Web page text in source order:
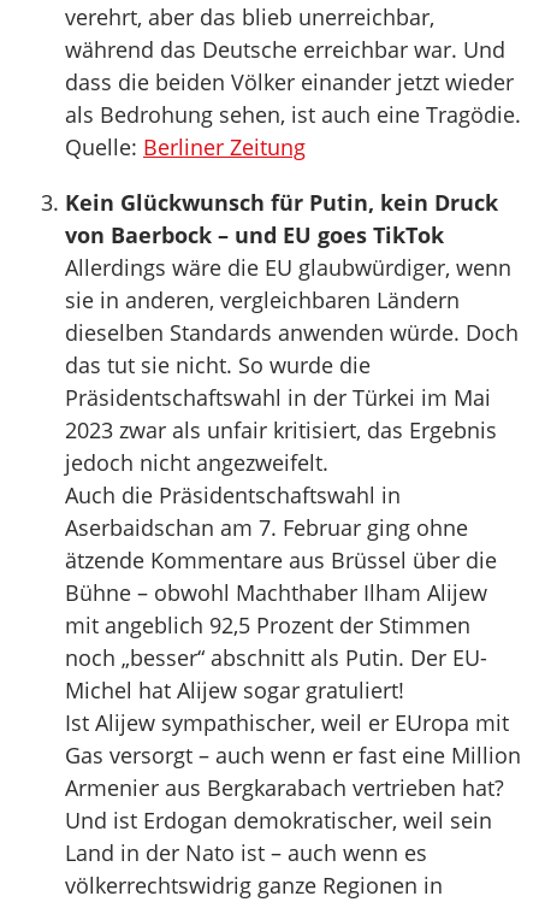
verehrt, aber das blieb unerreichbar,
während das Deutsche erreichbar war. Und
dass die beiden Völker einander jetzt wieder
als Bedrohung sehen, ist auch eine Tragödie.
Quelle: Berliner Zeitung
Kein Glückwunsch für Putin, kein Druck
von Baerbock – und EU goes TikTok
Allerdings wäre die EU glaubwürdiger, wenn
sie in anderen, vergleichbaren Ländern
dieselben Standards anwenden würde. Doch
das tut sie nicht. So wurde die
Präsidentschaftswahl in der Türkei im Mai
2023 zwar als unfair kritisiert, das Ergebnis
jedoch nicht angezweifelt.
Auch die Präsidentschaftswahl in
Aserbaidschan am 7. Februar ging ohne
ätzende Kommentare aus Brüssel über die
Bühne – obwohl Machthaber Ilham Alijew
mit angeblich 92,5 Prozent der Stimmen
noch „besser“ abschnitt als Putin. Der EU-
Michel hat Alijew sogar gratuliert!
Ist Alijew sympathischer, weil er EUropa mit
Gas versorgt – auch wenn er fast eine Million
Armenier aus Bergkarabach vertrieben hat?
Und ist Erdogan demokratischer, weil sein
Land in der Nato ist – auch wenn es
völkerrechtswidrig ganze Regionen in